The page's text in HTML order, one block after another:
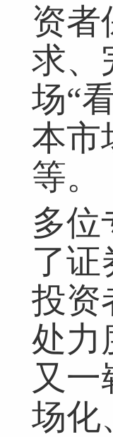
资者
求、
场“
本市
等。
多位
了证
投资
处力
又
场化